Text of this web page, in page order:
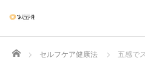
Home セルフケア健康法 五感で